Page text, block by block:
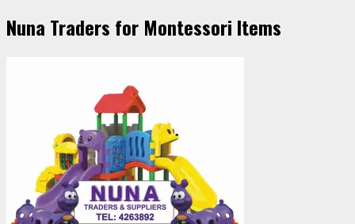
Nuna Traders for Montessori Items